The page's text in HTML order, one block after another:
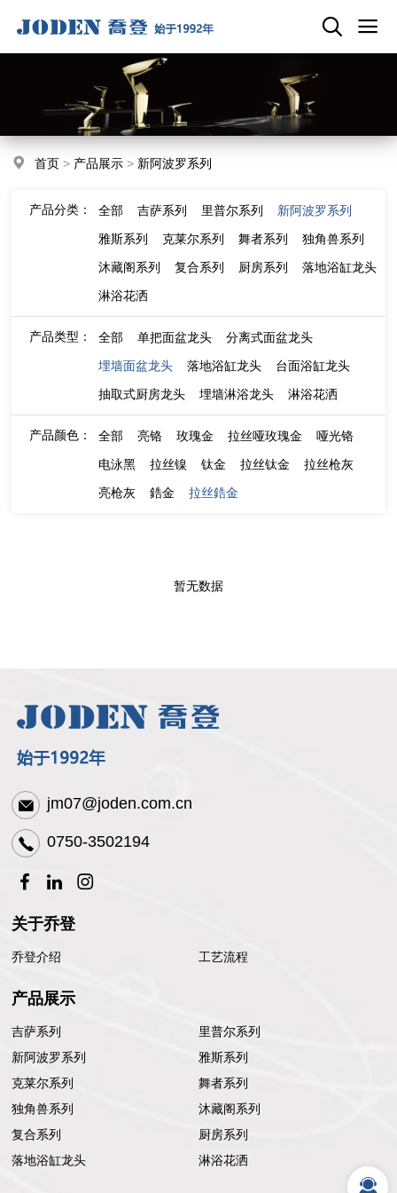
首页 > 产品展示 > 新阿波罗系列
产品分类： 全部 吉萨系列 里普尔系列
新阿波罗系列
雅斯系列
克莱尔系列 舞者系列
独角兽系列
沐藏阁系列
复合系列 厨房系列
落地浴缸龙头
淋浴花洒
产品类型： 全部 单把面盆龙头
分离式面盆龙头
埋墙面盆龙头
落地浴缸龙头
台面浴缸龙头
抽取式厨房龙头
埋墙淋浴龙头 淋浴花洒
产品颜色： 全部 亮铬 玫瑰金 拉丝哑玫瑰金
哑光铬
电泳黑
拉丝镍 钛金 拉丝钛金
拉丝枪灰
亮枪灰
鋯金 拉丝鋯金
暂无数据
jm07@joden.com.cn
0750-3502194
关于乔登
乔登介绍 工艺流程
产品展示
吉萨系列
里普尔系列
新阿波罗系列
雅斯系列
克莱尔系列
舞者系列
独角兽系列
沐藏阁系列
复合系列
厨房系列
落地浴缸龙头
淋浴花洒